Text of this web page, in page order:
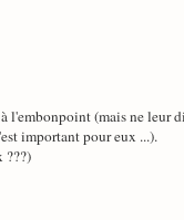
l'embonpoint (mais ne leur
important pour eux ...).
???)